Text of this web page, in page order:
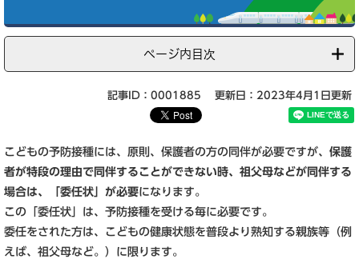
ページ内目次
記事ID：0001885 更新日：2023年4月1日更新
こどもの予防接種には、原則、保護者の方の同伴が必要ですが、 保護
者が特段の理由で同伴することができない時、祖父母などが同伴する
場合は、「委任状」が必要になります。
この「委任状」は、予防接種を受ける毎に必要です。
委任をされた方は、こどもの健康状態を普段より熟知する親族等（例
えば、祖父母など。）に限ります。